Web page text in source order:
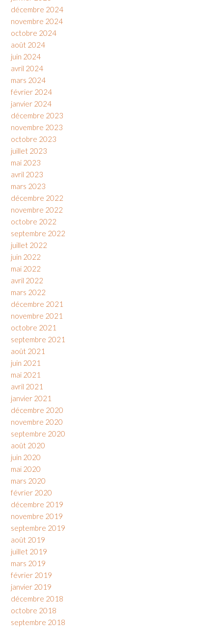
décembre 2024
novembre 2024
octobre 2024
août 2024
juin 2024
avril 2024
mars 2024
février 2024
janvier 2024
décembre 2023
novembre 2023
octobre 2023
juillet 2023
mai 2023
avril 2023
mars 2023
décembre 2022
novembre 2022
octobre 2022
septembre 2022
juillet 2022
juin 2022
mai 2022
avril 2022
mars 2022
décembre 2021
novembre 2021
octobre 2021
septembre 2021
août 2021
juin 2021
mai 2021
avril 2021
janvier 2021
décembre 2020
novembre 2020
septembre 2020
août 2020
juin 2020
mai 2020
mars 2020
février 2020
décembre 2019
novembre 2019
septembre 2019
août 2019
juillet 2019
mars 2019
février 2019
janvier 2019
décembre 2018
octobre 2018
septembre 2018